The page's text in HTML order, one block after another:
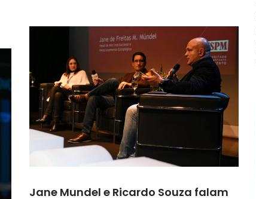
Jane Mundel e Ricardo Souza falam